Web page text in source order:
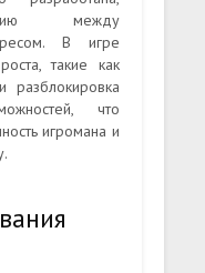
между
В игре
такие как
разблокировка
что
игромана и